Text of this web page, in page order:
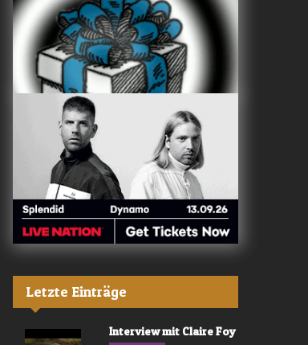
Valerù - «IL MARE»
Letzte Einträge
Interview mit Claire Foy